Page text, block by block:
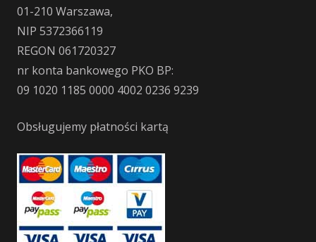
01-210 Warszawa,
NIP 5372366119
REGON 061720327
nr konta bankowego PKO BP:
09 1020 1185 0000 4002 0236 9239
Obsługujemy płatności kartą